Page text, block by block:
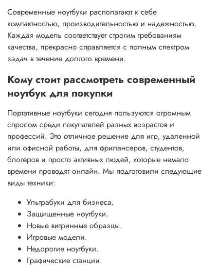
Современные ноутбуки располагают к себе
компактностью, производительностью и надежностью.
Каждая модель соответствует строгим требованиям
качества, прекрасно справляется с полным спектром
задач в течение долгого времени.
Кому стоит рассмотреть современный
ноутбук для покупки
Портативные ноутбуки сегодня пользуются огромным
спросом среди покупателей разных возрастов и
профессий. Это отличное решение для игр, удаленной
или офисной работы, для фрилансеров, студентов,
блогеров и просто активных людей, которые немало
времени проводят онлайн. Мы подготовили следующие
виды техники:
Ультрабуки для бизнеса.
Защищенные ноутбуки.
Новые витринные образцы.
Игровые модели.
Недорогие ноутбуки.
Графические станции.